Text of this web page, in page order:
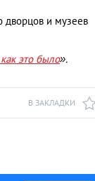
и музеев
это было».
В ЗАКЛАДКИ